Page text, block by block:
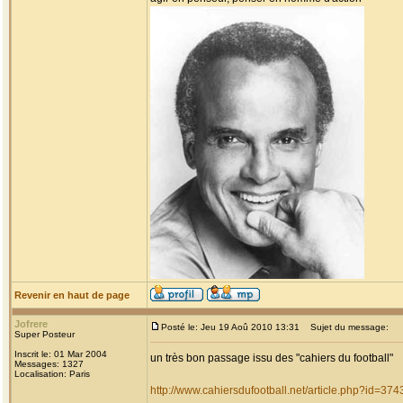
Revenir en haut de page
Jofrere
Super Posteur
Inscrit le: 01 Mar 2004
Messages: 1327
Localisation: Paris
Posté le: Jeu 19 Aoû 2010 13:31 Sujet du message:
un très bon passage issu des "cahiers du football"
http://www.cahiersdufootball.net/